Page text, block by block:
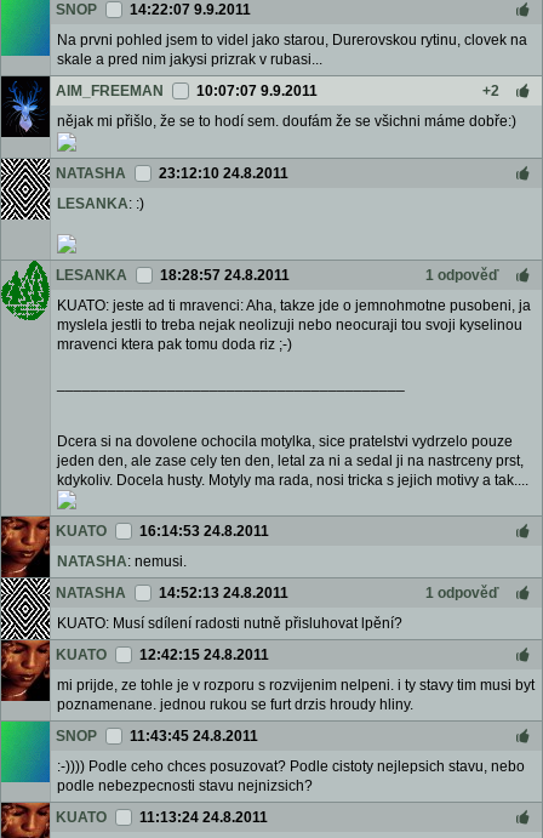
SNOP
14:22:07 9.9.2011
Na prvni pohled jsem to videl jako starou, Durerovskou rytinu, clovek na
skale a pred nim jakysi prizrak v rubasi...
AIM_FREEMAN
10:07:07 9.9.2011
+2
nějak mi přišlo, že se to hodí sem. doufám že se všichni máme dobře:)
NATASHA
23:12:10 24.8.2011
LESANKA: :)
LESANKA 18:28:57 24.8.2011
1 odpověď
KUATO: jeste ad ti mravenci: Aha, takze jde o jemnohmotne pusobeni, ja
myslela jestli to treba nejak neolizuji nebo neocuraji tou svoji kyselinou
mravenci ktera pak tomu doda riz ;-)
Dcera si na dovolene ochocila motylka, sice pratelstvi vydrzelo pouze
jeden den, ale zase cely ten den, letal za ni a sedal ji na nastrceny prst,
kdykoliv. Docela husty. Motyly ma rada, nosi tricka s jejich motivy a tak....
KUATO
16:14:53 24.8.2011
NATASHA: nemusi.
NATASHA
14:52:13 24.8.2011
1 odpověď
KUATO: Musí sdílení radosti nutně přisluhovat lpění?
KUATO
12:42:15 24.8.2011
mi prijde, ze tohle je v rozporu s rozvijenim nelpeni. i ty stavy tim musi byt
poznamenane. jednou rukou se furt drzis hroudy hliny.
SNOP
11:43:45 24.8.2011
:-)))) Podle ceho chces posuzovat? Podle cistoty nejlepsich stavu, nebo
podle nebezpecnosti stavu nejnizsich?
KUATO
11:13:24 24.8.2011